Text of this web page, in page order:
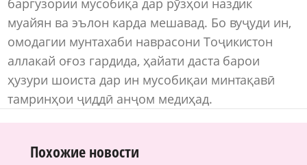
баргузории мусобиқа дар рӯзҳои наздик
муайян ва эълон карда мешавад. Бо вуҷуди ин,
омодагии мунтахаби наврасони Тоҷикистон
аллакай оғоз гардида, ҳайати даста барои
ҳузури шоиста дар ин мусобиқаи минтақавӣ
тамринҳои ҷиддӣ анҷом медиҳад.
Похожие новости